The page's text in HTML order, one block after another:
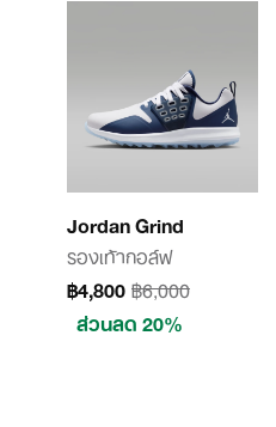
Jordan Grind
รองเท้ากอล์ฟ
฿4,800฿6,000
ส่วนลด 20%